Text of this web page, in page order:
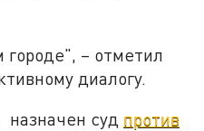
– отметил
диалогу.
суд против